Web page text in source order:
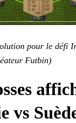
pour le défi
Futbin)
vs